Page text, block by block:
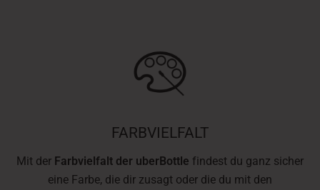
FARBVIELFALT
Mit der Farbvielfalt der uberBottle findest du ganz sicher
eine Farbe, die dir zusagt oder die du mit den